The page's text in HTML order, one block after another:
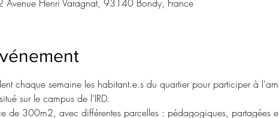
Avenue Henri Varagnat, 93140 Bondy, France
chaque semaine les habitant.e.s du quartier pour participer à
sur le campus de l'IRD.
de 300m2, avec différentes parcelles : pédagogiques, partagées